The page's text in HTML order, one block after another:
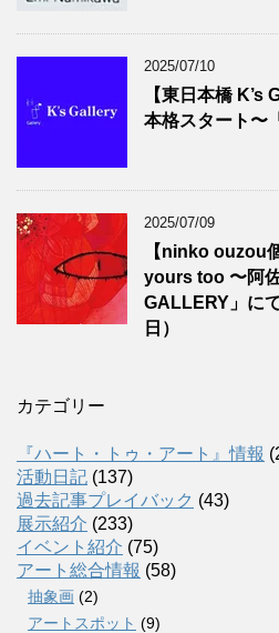
2025/07/10
【東日本橋 K’s
本格スタート〜
2025/07/09
【ninko ouzou
yours too 〜阿
GALLERY」に
日）
カテゴリー
『ハート・トゥ・アート』情報
活動日記 (137)
過去記事プレイバック (43)
展示紹介 (233)
イベント紹介 (75)
アート総合情報 (58)
抽象画 (2)
アートスポット (9)